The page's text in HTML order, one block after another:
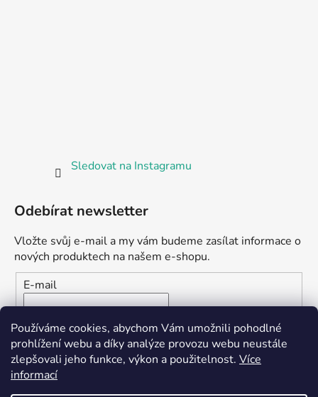
Používáme cookies, abychom Vám umožnili pohodlné
prohlížení webu a díky analýze provozu webu neustále
zlepšovali jeho funkce, výkon a použitelnost. Více
informací
Sledovat na Instagramu
Odebírat newsletter
Vložte svůj e-mail a my vám budeme zasílat informace o
nových produktech na našem e-shopu.
E-mail
Vložením e-mailu souhlasíte s
podmínkami ochrany
osobních údajů
PŘIHLÁSIT SE